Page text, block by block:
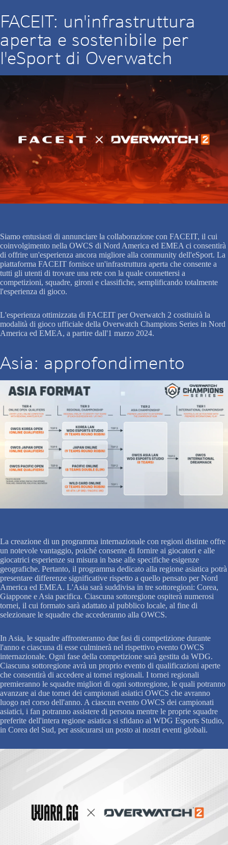
FACEIT: un'infrastruttura
aperta e sostenibile per
l'eSport di Overwatch
Siamo entusiasti di annunciare la collaborazione con FACEIT, il cui
coinvolgimento nella OWCS di Nord America ed EMEA ci consentirà
di offrire un'esperienza ancora migliore alla community dell'eSport. La
piattaforma FACEIT fornisce un'infrastruttura aperta che consente a
tutti gli utenti di trovare una rete con la quale connettersi a
competizioni, squadre, gironi e classifiche, semplificando totalmente
l'esperienza di gioco.
L'esperienza ottimizzata di FACEIT per Overwatch 2 costituirà la
modalità di gioco ufficiale della Overwatch Champions Series in Nord
America ed EMEA, a partire dall'1 marzo 2024.
Asia: approfondimento
La creazione di un programma internazionale con regioni distinte offre
un notevole vantaggio, poiché consente di fornire ai giocatori e alle
giocatrici esperienze su misura in base alle specifiche esigenze
geografiche. Pertanto, il programma dedicato alla regione asiatica potrà
presentare differenze significative rispetto a quello pensato per Nord
America ed EMEA. L'Asia sarà suddivisa in tre sottoregioni: Corea,
Giappone e Asia pacifica. Ciascuna sottoregione ospiterà numerosi
tornei, il cui formato sarà adattato al pubblico locale, al fine di
selezionare le squadre che accederanno alla OWCS.
In Asia, le squadre affronteranno due fasi di competizione durante
l'anno e ciascuna di esse culminerà nel rispettivo evento OWCS
internazionale. Ogni fase della competizione sarà gestita da WDG.
Ciascuna sottoregione avrà un proprio evento di qualificazioni aperte
che consentirà di accedere ai tornei regionali. I tornei regionali
premieranno le squadre migliori di ogni sottoregione, le quali potranno
avanzare ai due tornei dei campionati asiatici OWCS che avranno
luogo nel corso dell'anno. A ciascun evento OWCS dei campionati
asiatici, i fan potranno assistere di persona mentre le proprie squadre
preferite dell'intera regione asiatica si sfidano al WDG Esports Studio,
in Corea del Sud, per assicurarsi un posto ai nostri eventi globali.